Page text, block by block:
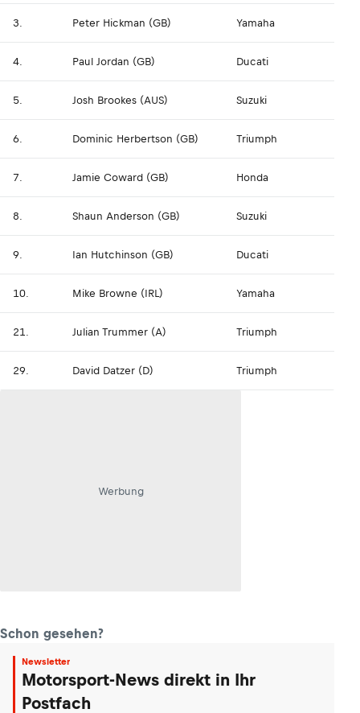
3. Peter Hickman (GB) Yamaha
4. Paul Jordan (GB) Ducati
5. Josh Brookes (AUS) Suzuki
6. Dominic Herbertson (GB) Triumph
7. Jamie Coward (GB) Honda
8. Shaun Anderson (GB) Suzuki
9. Ian Hutchinson (GB) Ducati
10. Mike Browne (IRL) Yamaha
21. Julian Trummer (A) Triumph
29. David Datzer (D) Triumph
Werbung
Schon gesehen?
Newsletter
Motorsport-News direkt in Ihr
Postfach